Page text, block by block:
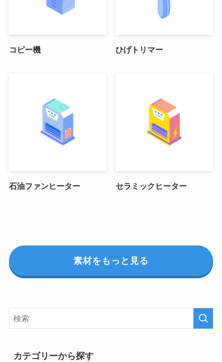
コピー機 ひげトリマー
石油ファンヒーター セラミックヒーター
素材をもっと見る
カテゴリーから探す